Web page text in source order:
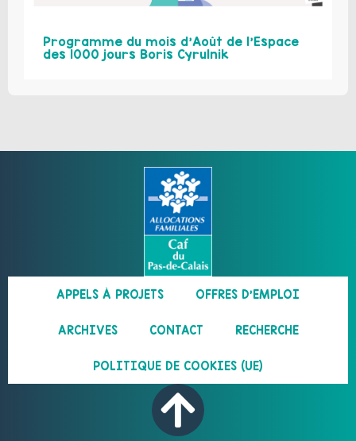
Programme du mois d’Août de l’Espace
des 1000 jours Boris Cyrulnik
APPELS À PROJETS OFFRES D’EMPLOI
ARCHIVES CONTACT RECHERCHE
POLITIQUE DE COOKIES (UE)